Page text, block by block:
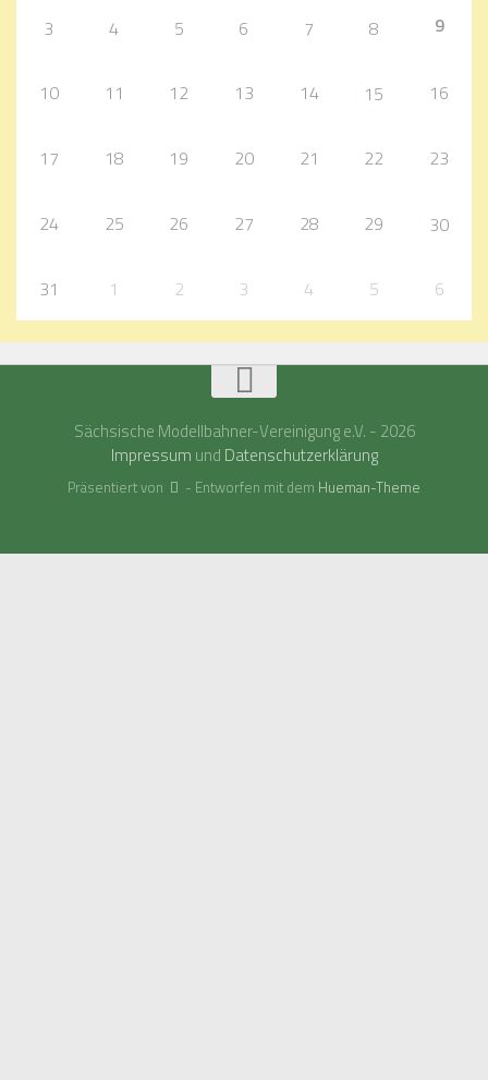
3 4 5 6 7 8 9
10 11 12 13 14 15 16
17 18 19 20 21 22 23
24 25 26 27 28 29 30
31 1 2 3 4 5 6
Sächsische Modellbahner-Vereinigung e.V. - 2026
Impressum und Datenschutzerklärung
Präsentiert von - Entworfen mit dem Hueman-Theme